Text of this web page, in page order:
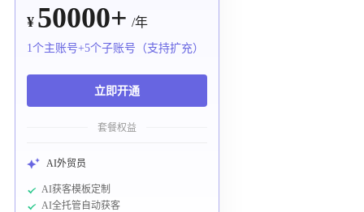
¥ 50000+ /年
1个主账号+5个子账号（支持扩充）
立即开通
套餐权益
AI外贸员
AI获客模板定制
AI全托管自动获客